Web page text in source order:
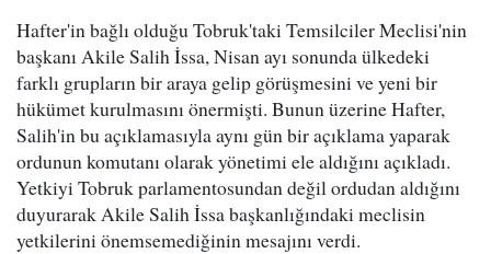
Hafter'in bağlı olduğu Tobruk'taki Temsilciler Meclisi'nin
başkanı Akile Salih İssa, Nisan ayı sonunda ülkedeki
farklı grupların bir araya gelip görüşmesini ve yeni bir
hükümet kurulmasını önermişti. Bunun üzerine Hafter,
Salih'in bu açıklamasıyla aynı gün bir açıklama yaparak
ordunun komutanı olarak yönetimi ele aldığını açıkladı.
Yetkiyi Tobruk parlamentosundan değil ordudan aldığını
duyurarak Akile Salih İssa başkanlığındaki meclisin
yetkilerini önemsemediğinin mesajını verdi.